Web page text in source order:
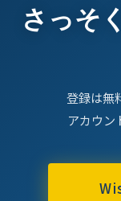
さっそ
登録は無
アカウン